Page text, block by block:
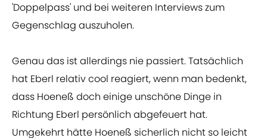
'Doppelpass' und bei weiteren Interviews zum
Gegenschlag auszuholen.
Genau das ist allerdings nie passiert. Tatsächlich
hat Eberl relativ cool reagiert, wenn man bedenkt,
dass Hoeneß doch einige unschöne Dinge in
Richtung Eberl persönlich abgefeuert hat.
Umgekehrt hätte Hoeneß sicherlich nicht so leicht